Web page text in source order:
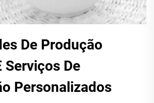
De Produção
Serviços De
Personalizados